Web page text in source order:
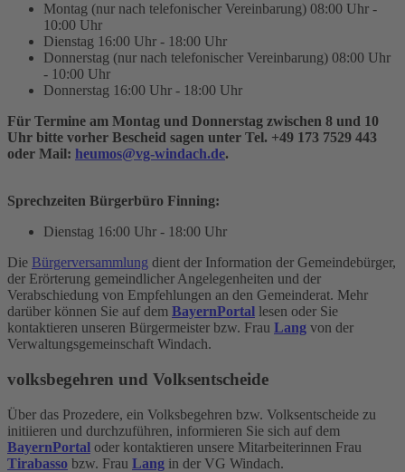
Montag (nur nach telefonischer Vereinbarung) 08:00 Uhr -
10:00 Uhr
Dienstag 16:00 Uhr - 18:00 Uhr
Donnerstag (nur nach telefonischer Vereinbarung) 08:00 Uhr
- 10:00 Uhr
Donnerstag 16:00 Uhr - 18:00 Uhr
Für Termine am Montag und Donnerstag zwischen 8 und 10
Uhr bitte vorher Bescheid sagen unter Tel. +49 173 7529 443
oder Mail: heumos@vg-windach.de.
Sprechzeiten Bürgerbüro Finning:
Dienstag 16:00 Uhr - 18:00 Uhr
Die Bürgerversammlung dient der Information der Gemeindebürger,
der Erörterung gemeindlicher Angelegenheiten und der
Verabschiedung von Empfehlungen an den Gemeinderat. Mehr
darüber können Sie auf dem BayernPortal lesen oder Sie
kontaktieren unseren Bürgermeister bzw. Frau Lang von der
Verwaltungsgemeinschaft Windach.
volksbegehren und Volksentscheide
Über das Prozedere, ein Volksbegehren bzw. Volksentscheide zu
initiieren und durchzuführen, informieren Sie sich auf dem
BayernPortal oder kontaktieren unsere Mitarbeiterinnen Frau
Tirabasso bzw. Frau Lang in der VG Windach.